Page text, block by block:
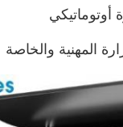
أوتوماتيكي
المهنية والخاصة